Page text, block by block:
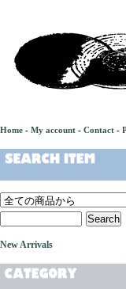
Home - My account - Contact -
New Arrivals